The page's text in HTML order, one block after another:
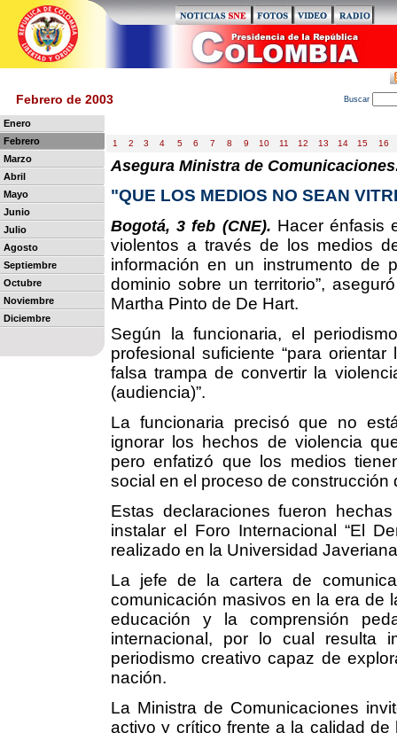
Febrero de 2003 Buscar
Enero
Febrero
Marzo
Abril
Mayo
Junio
Julio
Agosto
Septiembre
Octubre
Noviembre
Diciembre
1 2 3 4 5 6 7 8 9 10 11 12 13 14 15 16
Asegura Ministra de
"QUE LOS MEDIOS NO SEAN
Bogotá, 3 feb (CNE). Hacer énfasis
violentos a través de los medios
información en un instrumento de
dominio sobre un territorio”,
Martha Pinto de De Hart.
Según la funcionaria, el
profesional suficiente “para
falsa trampa de convertir la
(audiencia)”.
La funcionaria precisó que no
ignorar los hechos de violencia
pero enfatizó que los medios
social en el proceso de
Estas declaraciones fueron
instalar el Foro Internacional “El
realizado en la Universidad
La jefe de la cartera de
comunicación masivos en la era de
educación y la comprensión
internacional, por lo cual resulta
periodismo creativo capaz de
nación.
La Ministra de Comunicaciones
activo y crítico frente a la calidad